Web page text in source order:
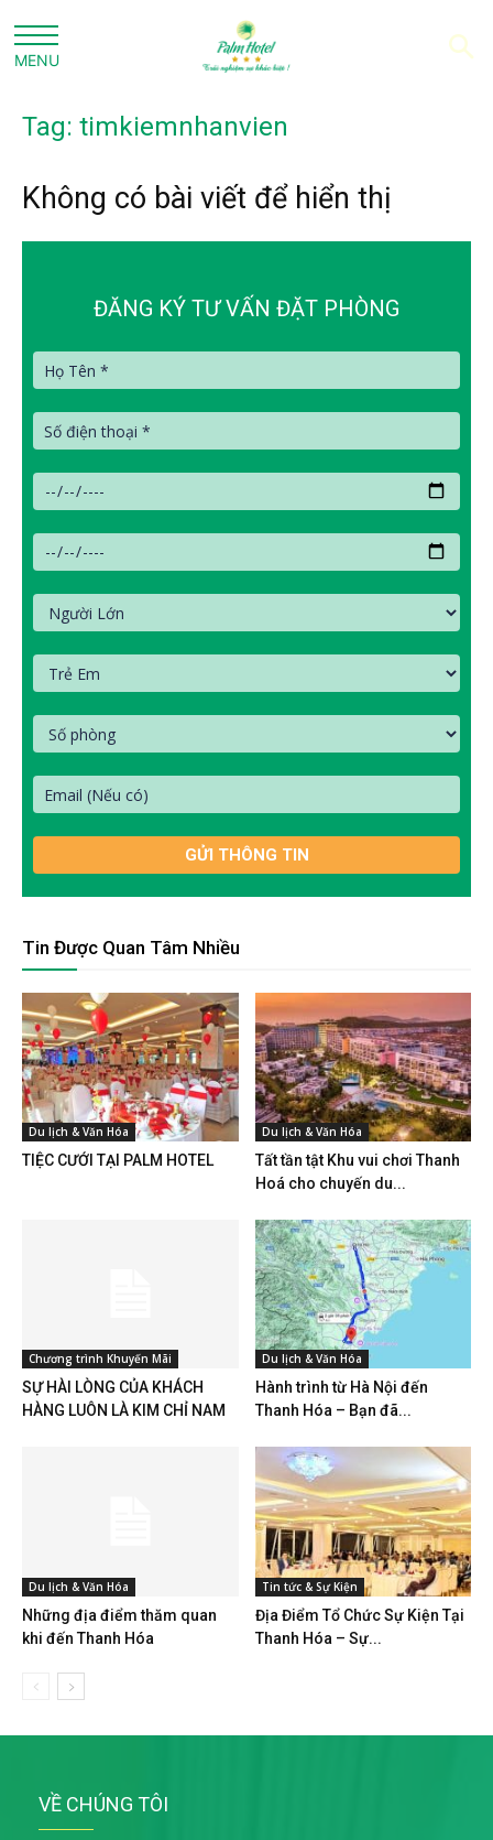
Tag: timkiemnhanvien
Không có bài viết để hiển thị
ĐĂNG KÝ TƯ VẤN ĐẶT PHÒNG
Tin Được Quan Tâm Nhiều
Du lịch & Văn Hóa
TIỆC CƯỚI TẠI PALM HOTEL
Du lịch & Văn Hóa
Tất tần tật Khu vui chơi Thanh
Hoá cho chuyến du...
Chương trình Khuyến Mãi
SỰ HÀI LÒNG CỦA KHÁCH
HÀNG LUÔN LÀ KIM CHỈ NAM
Du lịch & Văn Hóa
Hành trình từ Hà Nội đến
Thanh Hóa – Bạn đã...
Du lịch & Văn Hóa
Những địa điểm thăm quan
khi đến Thanh Hóa
Tin tức & Sự Kiện
Địa Điểm Tổ Chức Sự Kiện Tại
Thanh Hóa – Sự...
VỀ CHÚNG TÔI